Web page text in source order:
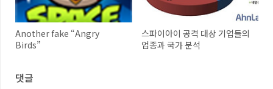
Another fake “Angry
Birds”
스파이아이 공격 대상 기업들의
업종과 국가 분석
댓글